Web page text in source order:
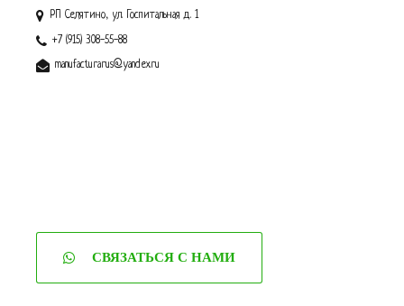
РП Селятино, ул. Госпитальная д. 1
+7 (915) 308-55-88
manufacturarus@yandex.ru
СВЯЗАТЬСЯ С НАМИ